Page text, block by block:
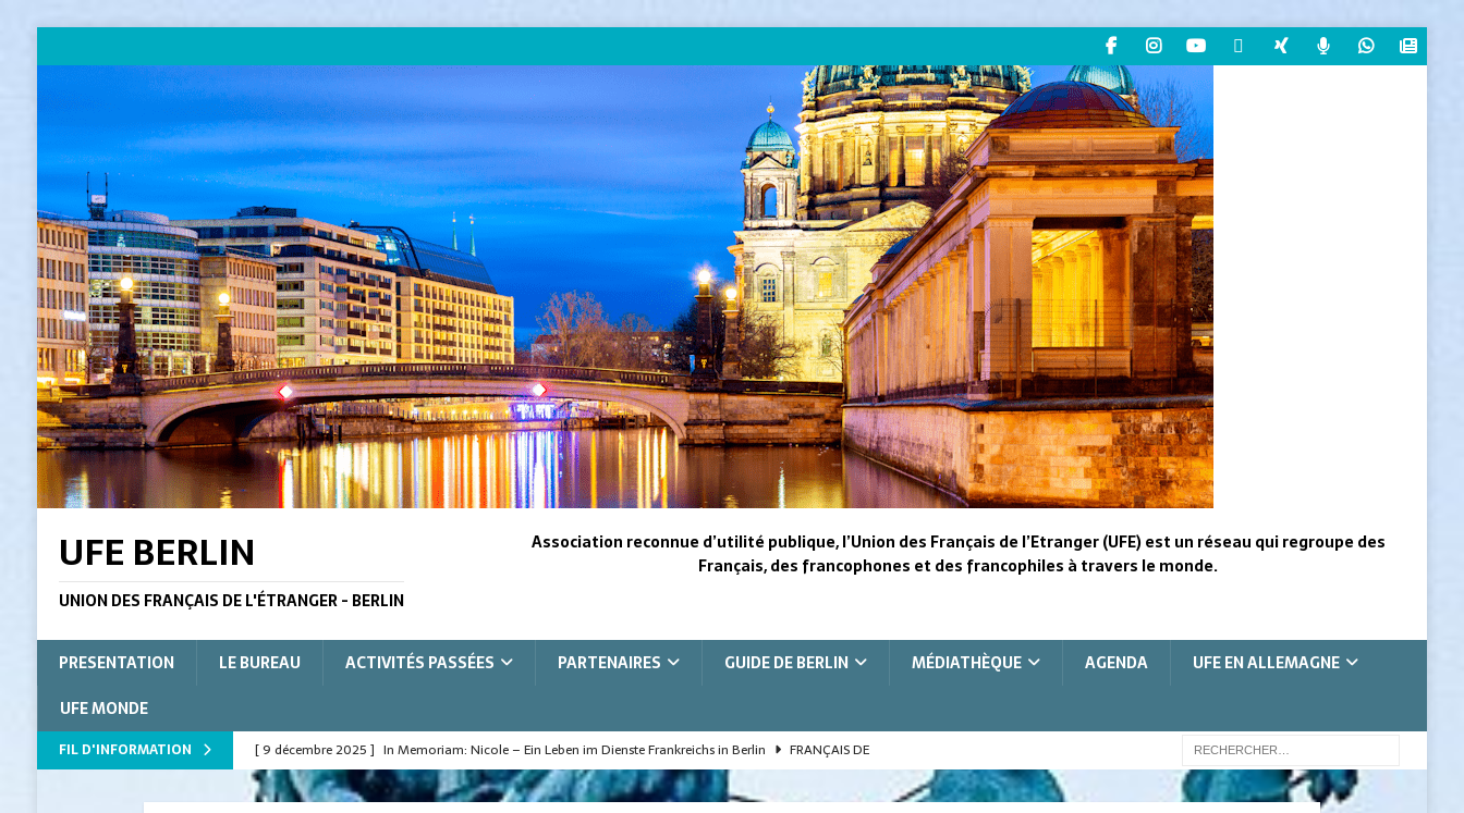
UFE BERLIN
UNION DES FRANÇAIS DE L'ÉTRANGER - BERLIN
Association reconnue d’utilité publique, l’Union des Français de l’Etranger (UFE) est un réseau qui regroupe des
Français, des francophones et des francophiles à travers le monde.
PRESENTATION LE BUREAU ACTIVITÉS PASSÉES PARTENAIRES GUIDE DE BERLIN MÉDIATHÈQUE AGENDA
UFE EN ALLEMAGNE
UFE MONDE
FIL D'INFORMATION [ 9 décembre 2025 ] In Memoriam: Nicole – Ein Leben im Dienste Frankreichs in Berlin
FRANÇAIS DE
L'ÉTRANGER